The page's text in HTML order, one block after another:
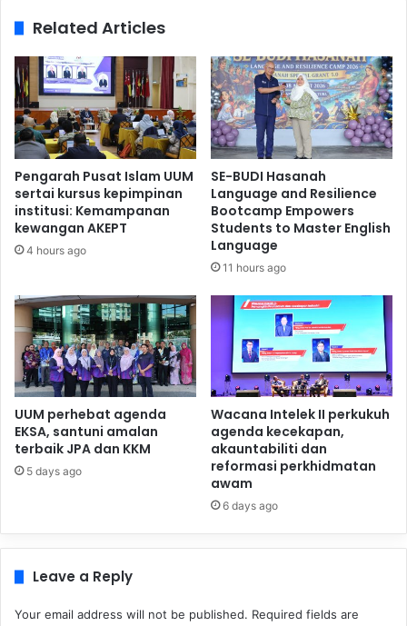
Related Articles
Pengarah Pusat Islam UUM
sertai kursus kepimpinan
institusi: Kemampanan
kewangan AKEPT
4 hours ago
SE-BUDI Hasanah
Language and Resilience
Bootcamp Empowers
Students to Master English
Language
11 hours ago
UUM perhebat agenda
EKSA, santuni amalan
terbaik JPA dan KKM
5 days ago
Wacana Intelek II perkukuh
agenda kecekapan,
akauntabiliti dan
reformasi perkhidmatan
awam
6 days ago
Leave a Reply
Your email address will not be published. Required fields are